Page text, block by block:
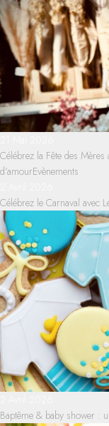
Célébrez la Fête des
d’amourEvènements
Célébrez le Carnaval avec
Baptême & baby shower :